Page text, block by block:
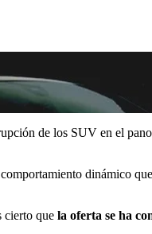
de los SUV en el
dinámico
cierto que la oferta se ha